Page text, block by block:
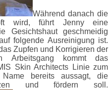
Während danach die
wird, führt Jenny eine
Gesichtshaut geschmeidig
folgende Ausreinigung ist.
Zupfen und Korrigieren der
Arbeitsgang kommt das
Skin Architects Linie zum
bereits aussagt, die
und fördern soll.